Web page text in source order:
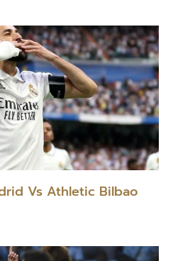
Vs Athletic Bilbao